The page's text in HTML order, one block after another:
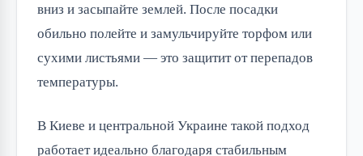
вниз и засыпайте землей. После посадки
обильно полейте и замульчируйте торфом или
сухими листьями — это защитит от перепадов
температуры.
В Киеве и центральной Украине такой подход
работает идеально благодаря стабильным